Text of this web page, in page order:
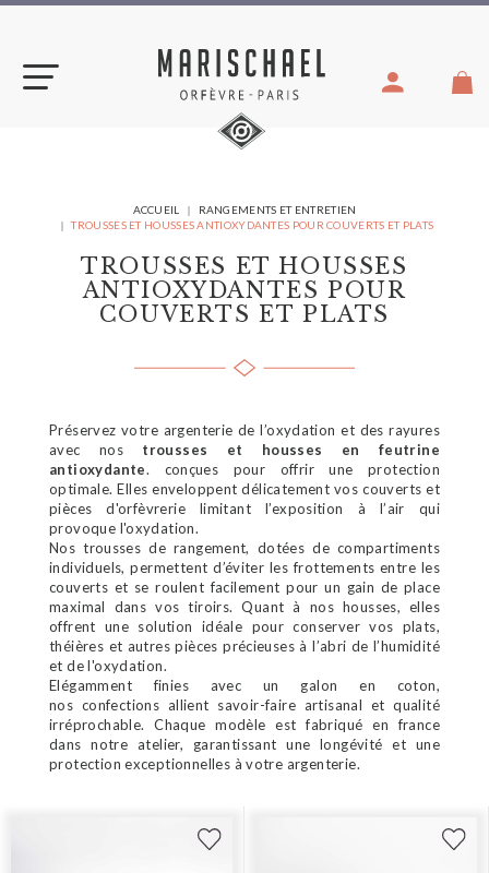
Aller
VOUS
ÊTES
ACCUEIL
RANGEMENTS ET ENTRETIEN
TROUSSES ET HOUSSES ANTIOXYDANTES POUR COUVERTS ET PLATS
TROUSSES ET HOUSSES
ANTIOXYDANTES POUR
COUVERTS ET PLATS
Préservez votre argenterie de l’oxydation et des rayures
avec nos trousses et housses en feutrine
antioxydante. conçues pour offrir une protection
optimale. Elles enveloppent délicatement vos couverts et
pièces d'orfèvrerie limitant l’exposition à l’air qui
provoque l'oxydation.
Nos trousses de rangement, dotées de compartiments
individuels, permettent d’éviter les frottements entre les
couverts et se roulent facilement pour un gain de place
maximal dans vos tiroirs. Quant à nos housses, elles
offrent une solution idéale pour conserver vos plats,
théières et autres pièces précieuses à l’abri de l’humidité
et de l'oxydation.
Elégamment finies avec un galon en coton,
nos confections allient savoir-faire artisanal et qualité
irréprochable. Chaque modèle est fabriqué en france
dans notre atelier, garantissant une longévité et une
protection exceptionnelles à votre argenterie.